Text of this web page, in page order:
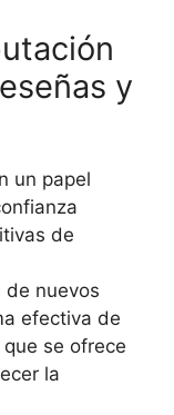
y
un papel
de
de nuevos
efectiva de
se ofrece
la